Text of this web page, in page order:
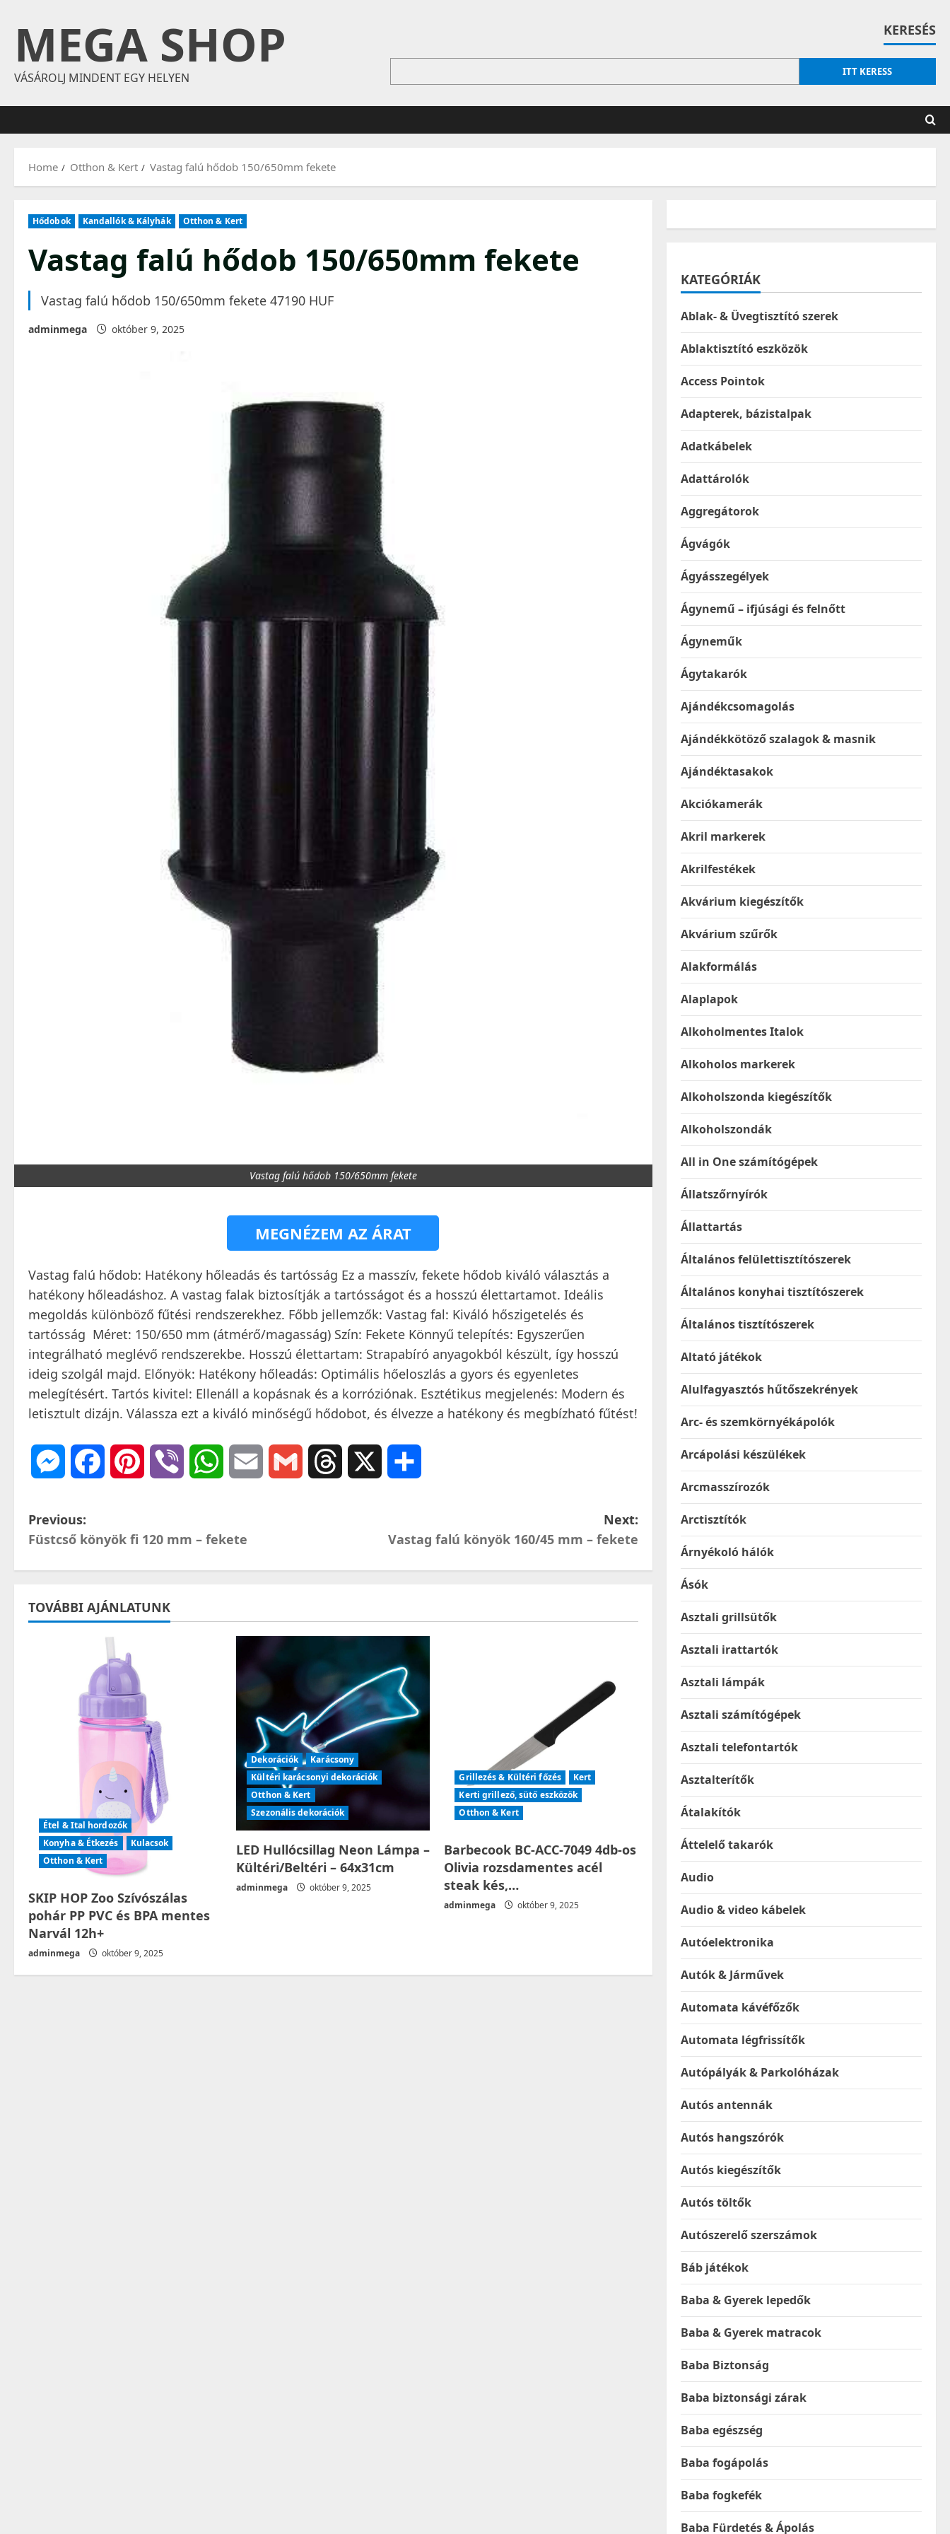
content
MEGA SHOP
VÁSÁROLJ MINDENT EGY HELYEN
KERESÉS
ITT KERESS
Home Otthon & Kert Vastag falú hődob 150/650mm fekete
Hődobok Kandallók & Kályhák Otthon & Kert
Vastag falú hődob 150/650mm fekete
Vastag falú hődob 150/650mm fekete 47190 HUF
adminmega október 9, 2025
Vastag falú hődob 150/650mm fekete
MEGNÉZEM AZ ÁRAT
Vastag falú hődob: Hatékony hőleadás és tartósság Ez a masszív, fekete hődob kiváló választás a
hatékony hőleadáshoz. A vastag falak biztosítják a tartósságot és a hosszú élettartamot. Ideális
megoldás különböző fűtési rendszerekhez. Főbb jellemzők: Vastag fal: Kiváló hőszigetelés és
tartósság ️ Méret: 150/650 mm (átmérő/magasság) Szín: Fekete Könnyű telepítés: Egyszerűen
integrálható meglévő rendszerekbe. Hosszú élettartam: Strapabíró anyagokból készült, így hosszú
ideig szolgál majd. Előnyök: Hatékony hőleadás: Optimális hőeloszlás a gyors és egyenletes
melegítésért. Tartós kivitel: Ellenáll a kopásnak és a korróziónak. Esztétikus megjelenés: Modern és
letisztult dizájn. Válassza ezt a kiváló minőségű hődobot, és élvezze a hatékony és megbízható fűtést!
MessengerFacebookPinterest Viber WhatsAppEmail Gmail Threads
P
o
t
n
Previous:
Füstcső könyök fi 120 mm – fekete
Next:
Vastag falú könyök 160/45 mm – fekete
TOVÁBBI AJÁNLATUNK
Étel & Ital hordozók
Konyha & Étkezés
Kulacsok
Otthon & Kert
SKIP HOP Zoo Szívószálas
pohár PP PVC és BPA mentes
Narvál 12h+
adminmega október 9, 2025
Dekorációk
Karácsony
Kültéri karácsonyi dekorációk
Otthon & Kert
Szezonális dekorációk
LED Hullócsillag Neon Lámpa –
Kültéri/Beltéri – 64x31cm
adminmega október 9, 2025
Grillezés & Kültéri főzés
Kert
Kerti grillező, sütő eszközök
Otthon & Kert
Barbecook BC-ACC-7049 4db-os
Olivia rozsdamentes acél
steak kés,…
adminmega október 9, 2025
KATEGÓRIÁK
Ablak- & Üvegtisztító szerek
Ablaktisztító eszközök
Access Pointok
Adapterek, bázistalpak
Adatkábelek
Adattárolók
Aggregátorok
Ágvágók
Ágyásszegélyek
Ágynemű – ifjúsági és felnőtt
Ágyneműk
Ágytakarók
Ajándékcsomagolás
Ajándékkötöző szalagok & masnik
Ajándéktasakok
Akciókamerák
Akril markerek
Akrilfestékek
Akvárium kiegészítők
Akvárium szűrők
Alakformálás
Alaplapok
Alkoholmentes Italok
Alkoholos markerek
Alkoholszonda kiegészítők
Alkoholszondák
All in One számítógépek
Állatszőrnyírók
Állattartás
Általános felülettisztítószerek
Általános konyhai tisztítószerek
Általános tisztítószerek
Altató játékok
Alulfagyasztós hűtőszekrények
Arc- és szemkörnyékápolók
Arcápolási készülékek
Arcmasszírozók
Arctisztítók
Árnyékoló hálók
Ásók
Asztali grillsütők
Asztali irattartók
Asztali lámpák
Asztali számítógépek
Asztali telefontartók
Asztalterítők
Átalakítók
Áttelelő takarók
Audio
Audio & video kábelek
Autóelektronika
Autók & Járművek
Automata kávéfőzők
Automata légfrissítők
Autópályák & Parkolóházak
Autós antennák
Autós hangszórók
Autós kiegészítők
Autós töltők
Autószerelő szerszámok
Báb játékok
Baba & Gyerek lepedők
Baba & Gyerek matracok
Baba Biztonság
Baba biztonsági zárak
Baba egészség
Baba fogápolás
Baba fogkefék
Baba Fürdetés & Ápolás